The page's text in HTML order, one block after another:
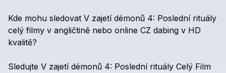
Kde mohu sledovat V zajetí démonů 4: Poslední rituály
celý filmy v angličtině nebo online CZ dabing v HD
kvalitě?
Sledujte V zajetí démonů 4: Poslední rituály Celý Film